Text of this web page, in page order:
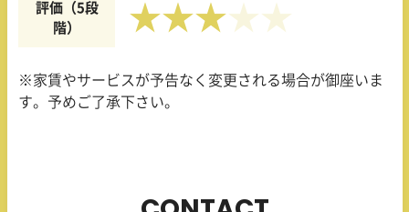
評価（5段
階）
★★★
※家賃やサービスが予告なく変更される場合が御座いま
す。予めご了承下さい。